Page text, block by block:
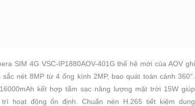
SIM 4G VSC-IP1880AOV-401G thế hệ mới của AOV ghi
sắc nét 8MP từ 4 ống kính 2MP, bao quát toàn cảnh 360°.
kết hợp tấm sạc năng lượng mặt trời 15W giúp
trì hoạt động ổn định. Chuẩn nén H.265 tiết kiệm dung